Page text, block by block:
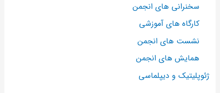
سخنرانی های انجمن
کارگاه های آموزشی
نشست های انجمن
همایش های انجمن
ژئوپلیتیک و دیپلماسی